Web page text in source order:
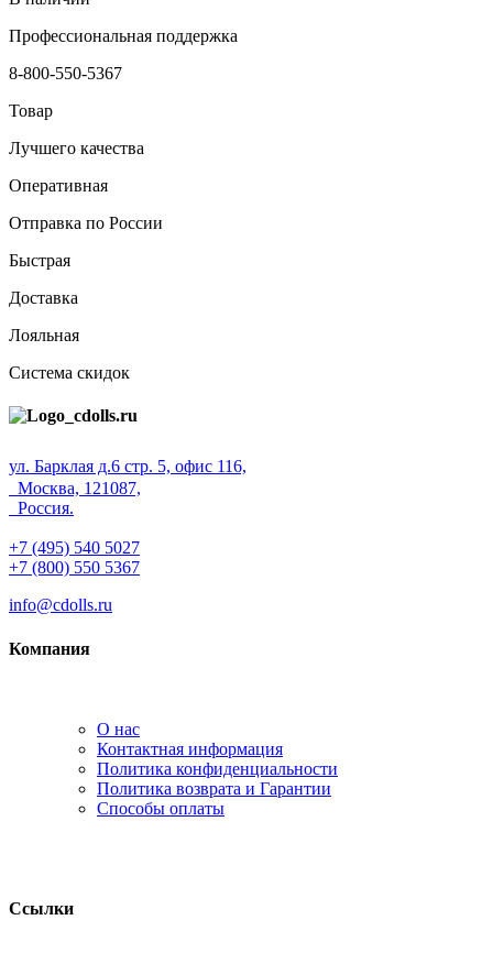
Профессиональная поддержка
8-800-550-5367
Товар
Лучшего качества
Оперативная
Отправка по России
Быстрая
Доставка
Лояльная
Система скидок
ул. Барклая д.6 стр. 5, офис 116,
Москва, 121087,
Россия.
+7 (495) 540 5027
+7 (800) 550 5367
info@cdolls.ru
Компания
О нас
Контактная информация
Политика конфиденциальности
Политика возврата и Гарантии
Способы оплаты
Ссылки